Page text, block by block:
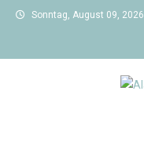
Skip
Sonntag, August 09, 2026